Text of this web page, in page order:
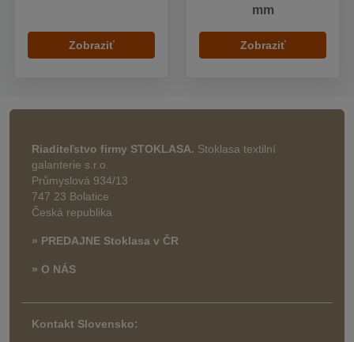
Zobraziť
mm
Zobraziť
Riaditeľstvo firmy STOKLASA. Stoklasa textilní
galanterie s.r.o.
Průmyslová 934/13
747 23 Bolatice
Česká republika
» PREDAJNE Stoklasa v ČR
» O NÁS
Kontakt Slovensko: